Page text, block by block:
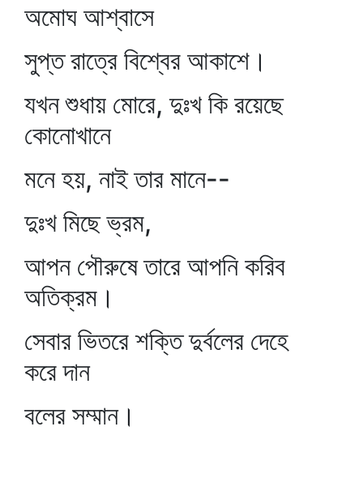
অমোঘ আশ্বাসে
সুপ্ত রাত্রে বিশ্বের আকাশে।
যখন শুধায় মোরে, দুঃখ কি রয়েছে
কোনোখানে
মনে হয়, নাই তার মানে--
দুঃখ মিছে ভ্রম,
আপন পৌরুষে তারে আপনি করিব
অতিক্রম।
সেবার ভিতরে শক্তি দুর্বলের দেহে
করে দান
বলের সম্মান।